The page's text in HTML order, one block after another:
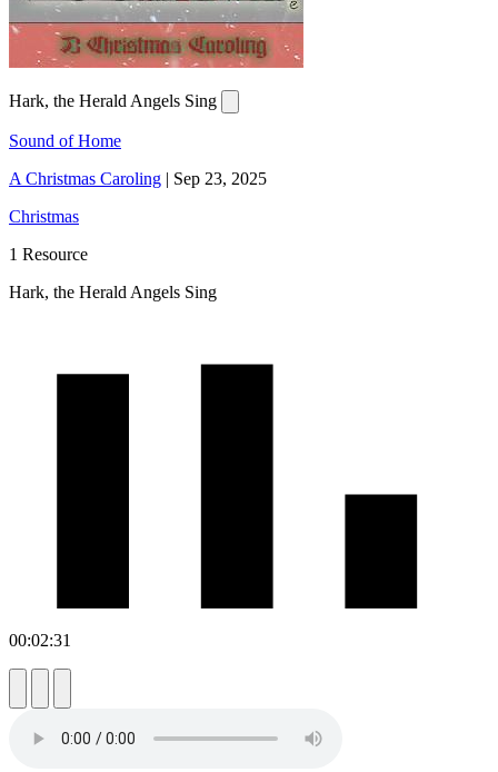
Hark, the Herald Angels Sing
Sound of Home
A Christmas Caroling | Sep 23, 2025
Christmas
1 Resource
Hark, the Herald Angels Sing
00:02:31